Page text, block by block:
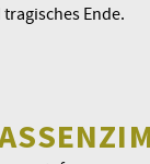
Ende.